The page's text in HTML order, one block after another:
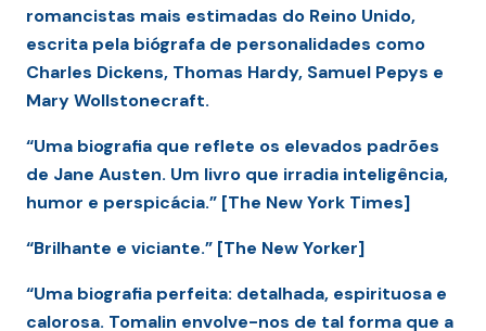
romancistas mais estimadas do Reino Unido,
escrita pela biógrafa de personalidades como
Charles Dickens, Thomas Hardy, Samuel Pepys e
Mary Wollstonecraft.
“Uma biografia que reflete os elevados padrões
de Jane Austen. Um livro que irradia inteligência,
humor e perspicácia.” [The New York Times]
“Brilhante e viciante.” [The New Yorker]
“Uma biografia perfeita: detalhada, espirituosa e
calorosa. Tomalin envolve-nos de tal forma que a